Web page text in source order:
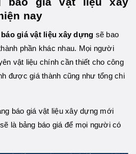
nay
báo giá vật liệu xây dựng sẽ bao
phần khác nhau. Mọi người
vật liệu chính cần thiết cho công
được giá thành cũng như tổng chi
báo giá vật liệu xây dựng mới
là bảng báo giá để mọi người có